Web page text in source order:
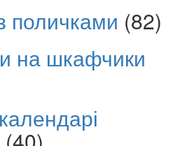
поличками (82)
на шкафчики